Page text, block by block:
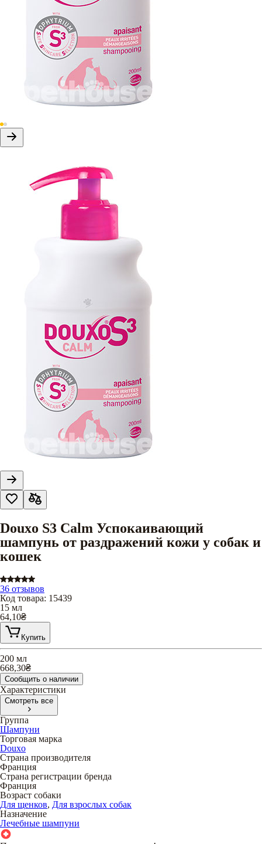
Douxo S3 Calm Успокаивающий
шампунь от раздражений кожи у собак и
кошек
36 отзывов
Код товара: 15439
15 мл
64,10₴
Купить
200 мл
668,30₴
Сообщить о наличии
Характеристики
Смотреть все
Группа
Шампуни
Торговая марка
Douxo
Страна производителя
Франция
Страна регистрации бренда
Франция
Возраст собаки
Для щенков, Для взрослых собак
Назначение
Лечебные шампуни